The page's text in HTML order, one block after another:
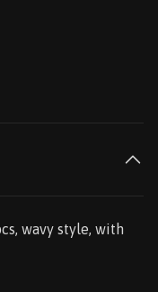
wavy style, with